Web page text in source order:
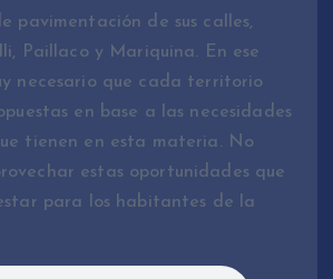
pavimentación de sus calles,
Paillaco y Mariquina. En ese
necesario que cada territorio
en base a las necesidades
tienen en esta materia. No
estas oportunidades que
para los habitantes de la